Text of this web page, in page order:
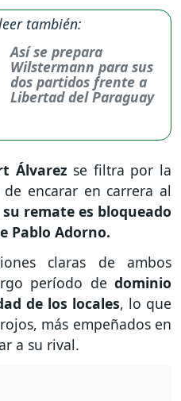
también:
Así se prepara
Wilstermann para sus
dos partidos frente a
Libertad del Paraguay
Álvarez se filtra por la
encarar en carrera al
su remate es bloqueado
Pablo Adorno.
claras de ambos
período de dominio
de los locales, lo que
más empeñados en
a su rival.